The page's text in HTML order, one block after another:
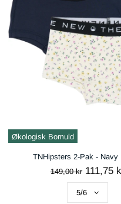
Økologisk Bomuld
TNHipsters 2-Pak - Navy
149,00 kr 111,75